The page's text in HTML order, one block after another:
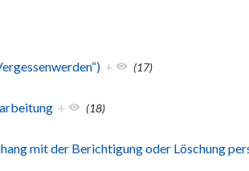
+ (17)
+ (18)
mit der Berichtigung oder Löschung